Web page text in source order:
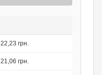
22,23 грн.
21,06 грн.